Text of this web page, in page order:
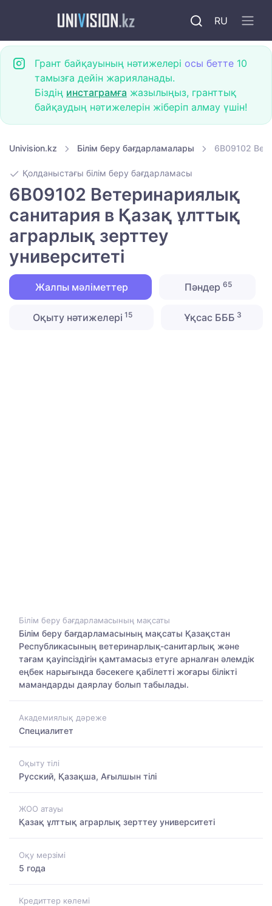
RU
Грант байқауының нәтижелері осы бетте 10
тамызға дейін жарияланады.
Біздің инстаграмға жазылыңыз, гранттық
байқаудың нәтижелерін жіберіп алмау үшін!
Univision.kz Білім беру бағдарламалары 6B09102
Қолданыстағы білім беру бағдарламасы
6B09102 Ветеринариялық
санитария в Қазақ ұлттық
аграрлық зерттеу
университеті
Жалпы мәліметтер Пәндер65
Оқыту нәтижелері 15 Ұқсас БББ 3
Білім беру бағдарламасының мақсаты
Білім беру бағдарламасының мақсаты Қазақстан
Республикасының ветеринарлық-санитарлық және
тағам қауіпсіздігін қамтамасыз етуге арналған әлемдік
еңбек нарығында бәсекеге қабілетті жоғары білікті
мамандарды даярлау болып табылады.
Академиялық дәреже
Специалитет
Оқыту тілі
Русский, Қазақша, Ағылшын тілі
ЖОО атауы
Қазақ ұлттық аграрлық зерттеу университеті
Оқу мерзімі
5 года
Кредиттер көлемі